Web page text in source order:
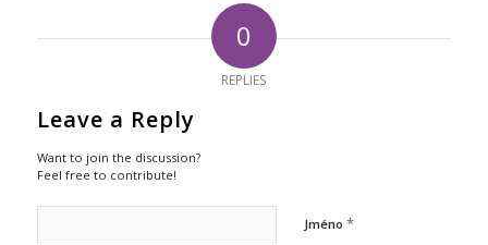
0
REPLIES
Leave a Reply
Want to join the discussion?
Feel free to contribute!
Jméno *